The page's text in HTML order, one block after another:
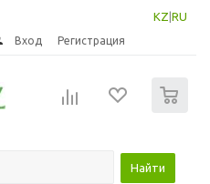
KZ RU
Вход Регистрация
Найти